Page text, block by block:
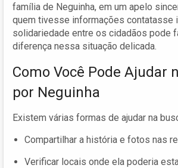
família de Neguinha, em um apelo
quem tivesse informações contatasse
solidariedade entre os cidadãos pode
diferença nessa situação delicada.
Como Você Pode Ajudar
por Neguinha
Existem várias formas de ajudar na
Compartilhar a história e fotos nas
Verificar locais onde ela poderia